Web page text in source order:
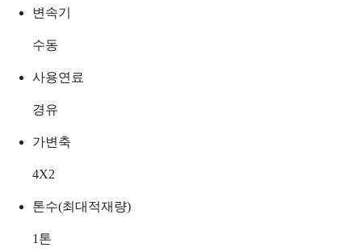
변속기
수동
사용연료
경유
가변축
4X2
톤수(최대적재량)
1 톤